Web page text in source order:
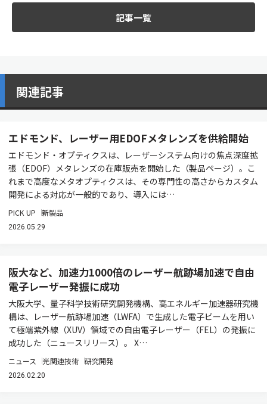
記事一覧
関連記事
エドモンド、レーザー用EDOFメタレンズを供給開始
エドモンド・オプティクスは、レーザーシステム向けの焦点深度拡
張（EDOF）メタレンズの在庫販売を開始した（製品ページ）。こ
れまで高度なメタオプティクスは、その専門性の高さからカスタム
開発による対応が一般的であり、導入には…
PICK UP 新製品
2026.05.29
阪大など、加速力1000倍のレーザー航跡場加速で自由
電子レーザー発振に成功
大阪大学、量子科学技術研究開発機構、高エネルギー加速器研究機
構は、レーザー航跡場加速（LWFA）で生成した電子ビームを用い
て極端紫外線（XUV）領域での自由電子レーザー（FEL）の発振に
成功した（ニュースリリース）。 X…
ニュース 光関連技術 研究開発
2026.02.20